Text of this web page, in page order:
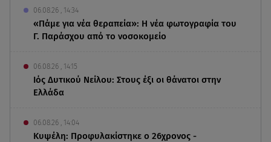
06.08.26 , 14:34
«Πάμε για νέα θεραπεία»: Η νέα φωτογραφία του
Γ. Παράσχου από το νοσοκομείο
06.08.26 , 14:15
Ιός Δυτικού Νείλου: Στους έξι οι θάνατοι στην
Ελλάδα
06.08.26 , 14:04
Κυψέλη: Προφυλακίστηκε ο 26χρονος -